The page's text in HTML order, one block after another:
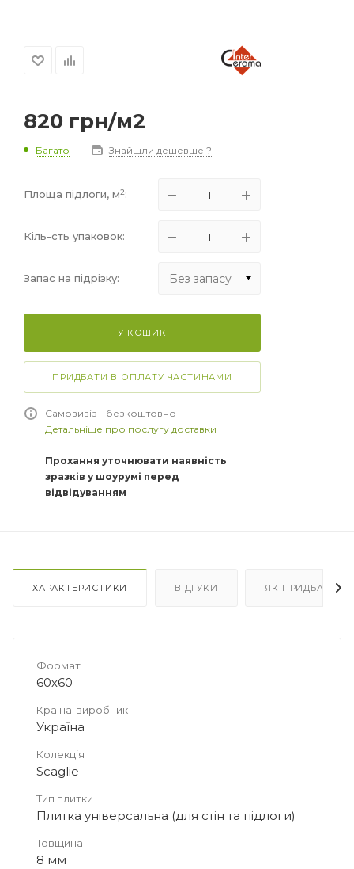
820 грн/м2
Багато Знайшли дешевше ?
Площа підлоги, м2:
Кіль-сть упаковок:
Запас на підрізку: Без запасу
+10%
+15%
У КОШИК
ПРИДБАТИ В ОПЛАТУ ЧАСТИНАМИ
Самовивіз - безкоштовно
Детальніше про послугу доставки
Прохання уточнювати наявність
зразків у шоурумі перед
відвідуванням
ХАРАКТЕРИСТИКИ ВІДГУКИ ЯК ПРИДБАТИ
Формат
60х60
Країна-виробник
Україна
Колекція
Scaglie
Тип плитки
Плитка універсальна (для стін та підлоги)
Товщина
8 мм